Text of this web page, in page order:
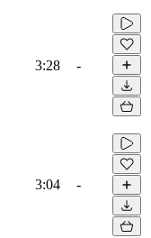
3:28 -
3:04 -